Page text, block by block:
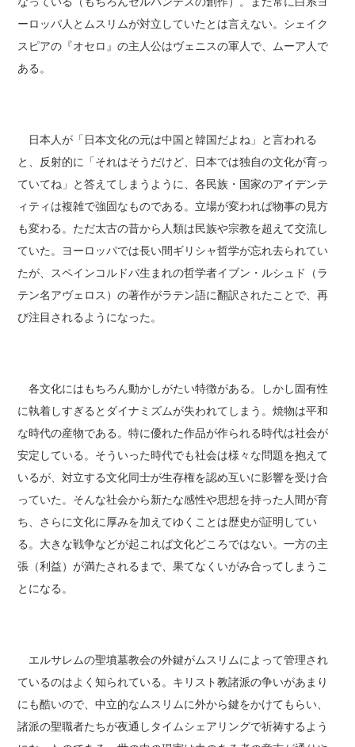
ーロッパ人とムスリムが対立していたとは言えない。シェイク
スピアの『オセロ』の主人公はヴェニスの軍人で、ムーア人で
ある。
日本人が「日本文化の元は中国と韓国だよね」と言われる
と、反射的に「それはそうだけど、日本では独自の文化が育っ
ていてね」と答えてしまうように、各民族・国家のアイデンテ
ィティは複雑で強固なものである。立場が変われば物事の見方
も変わる。ただ太古の昔から人類は民族や宗教を超えて交流し
ていた。ヨーロッパでは長い間ギリシャ哲学が忘れ去られてい
たが、スペインコルドバ生まれの哲学者イブン・ルシュド（ラ
テン名アヴェロス）の著作がラテン語に翻訳されたことで、再
び注目されるようになった。
各文化にはもちろん動かしがたい特徴がある。しかし固有性
に執着しすぎるとダイナミズムが失われてしまう。焼物は平和
な時代の産物である。特に優れた作品が作られる時代は社会が
安定している。そういった時代でも社会は様々な問題を抱えて
いるが、対立する文化同士が生存権を認め互いに影響を受け合
っていた。そんな社会から新たな感性や思想を持った人間が育
ち、さらに文化に厚みを加えてゆくことは歴史が証明してい
る。大きな戦争などが起これば文化どころではない。一方の主
張（利益）が満たされるまで、果てなくいがみ合ってしまうこ
とになる。
エルサレムの聖墳墓教会の外鍵がムスリムによって管理され
ているのはよく知られている。キリスト教諸派の争いがあまり
にも酷いので、中立的なムスリムに外から鍵をかけてもらい、
諸派の聖職者たちが夜通しタイムシェアリングで祈祷するよう